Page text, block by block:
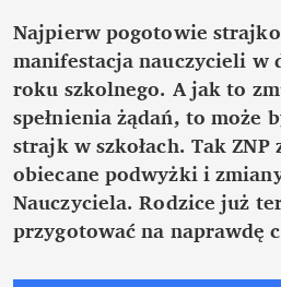
Najpierw pogotowie
manifestacja nauczycieli w
roku szkolnego. A jak to
spełnienia żądań, to może
strajk w szkołach. Tak
obiecane podwyżki i
Nauczyciela. Rodzice już
przygotować na naprawdę